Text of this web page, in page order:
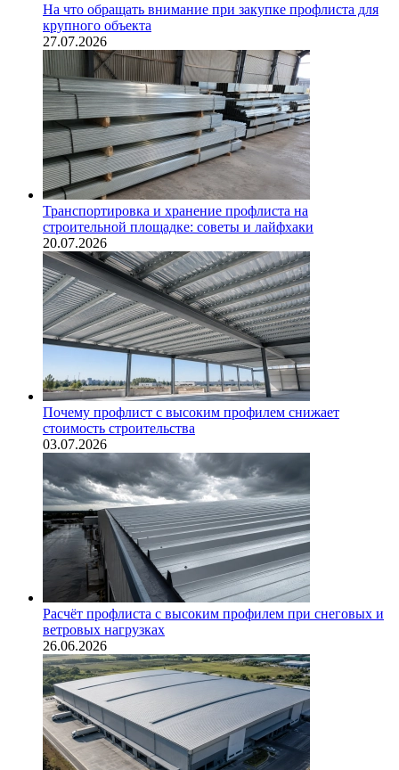
На что обращать внимание при закупке профлиста для
крупного объекта
27.07.2026
Транспортировка и хранение профлиста на
строительной площадке: советы и лайфхаки
20.07.2026
Почему профлист с высоким профилем снижает
стоимость строительства
03.07.2026
Расчёт профлиста с высоким профилем при снеговых и
ветровых нагрузках
26.06.2026